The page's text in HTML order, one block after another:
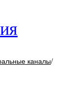
каналы/